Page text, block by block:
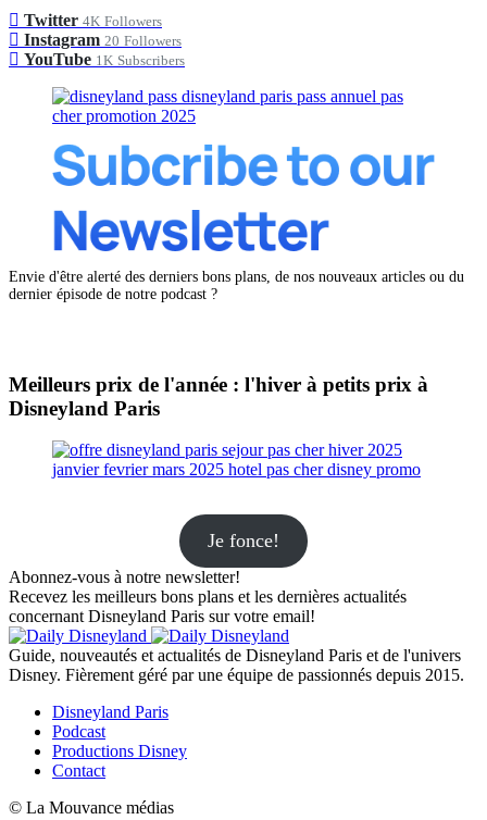
Twitter 4K Followers
Instagram 20 Followers
YouTube 1K Subscribers
Envie d'être alerté des derniers bons plans, de nos nouveaux articles ou du
dernier épisode de notre podcast ?
Meilleurs prix de l'année : l'hiver à petits prix à
Disneyland Paris
Je fonce!
Abonnez-vous à notre newsletter!
Recevez les meilleurs bons plans et les dernières actualités
concernant Disneyland Paris sur votre email!
Guide, nouveautés et actualités de Disneyland Paris et de l'univers
Disney. Fièrement géré par une équipe de passionnés depuis 2015.
Disneyland Paris
Podcast
Productions Disney
Contact
© La Mouvance médias